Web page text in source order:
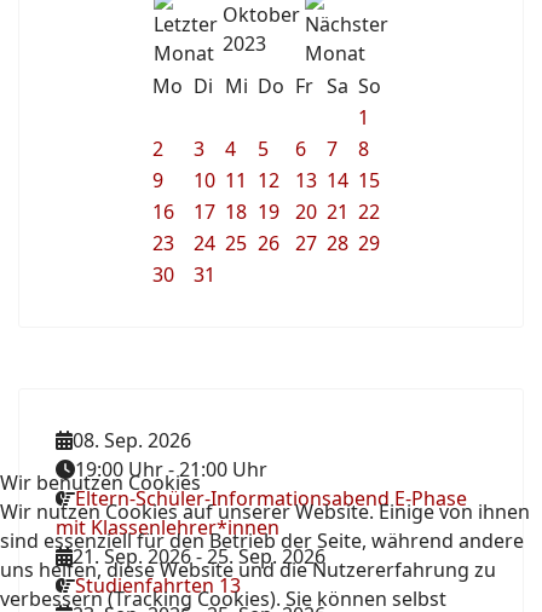
Oktober
2023
Mo Di Mi Do Fr Sa So
1
2
3 4 5 6 7
8
9
10 11 12 13 14 15
16
17 18 19 20 21 22
23
24 25 26 27 28 29
30
31
08. Sep. 2026
19:00 Uhr-21:00 Uhr
Eltern-Schüler-Informationsabend E-Phase
mit Klassenlehrer*innen
21. Sep. 2026-25. Sep. 2026
Studienfahrten 13
Wir benutzen Cookies
Wir nutzen Cookies auf unserer Website. Einige von ihnen
sind essenziell für den Betrieb der Seite, während andere
uns helfen, diese Website und die Nutzererfahrung zu
verbessern (Tracking Cookies). Sie können selbst